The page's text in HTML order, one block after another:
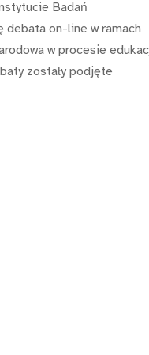
Badań
debata on-line w ramach
w procesie
zostały podjęte